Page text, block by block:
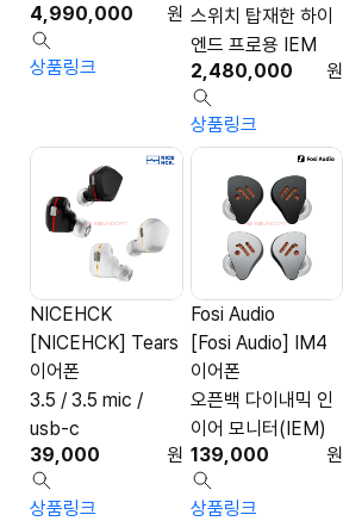
4,990,000
원
상품링크
스위치 탑재한 하이
엔드 프로용 IEM
2,480,000
원
상품링크
NICEHCK
[NICEHCK] Tears
이어폰
3.5 / 3.5 mic /
usb-c
39,000
원
상품링크
Fosi Audio
[Fosi Audio] IM4
이어폰
오픈백 다이내믹 인
이어 모니터(IEM)
139,000
원
상품링크